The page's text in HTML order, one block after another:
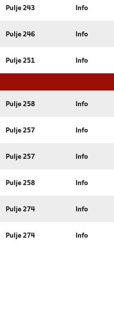
Pulje 243 Info
Pulje 246 Info
Pulje 251 Info
Pulje 258 Info
Pulje 257 Info
Pulje 257 Info
Pulje 258 Info
Pulje 274 Info
Pulje 274 Info